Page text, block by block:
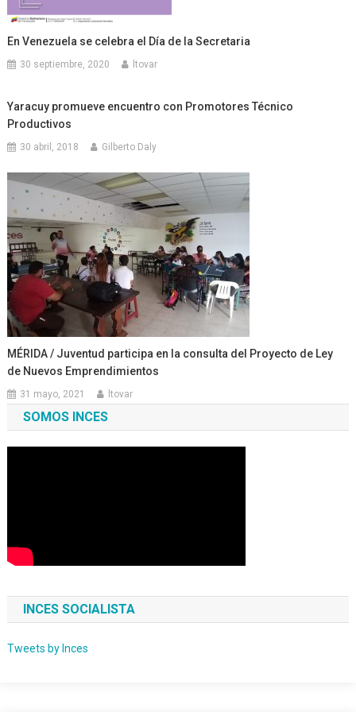
En Venezuela se celebra el Día de la Secretaria
30 septiembre, 2020 ltovar
Yaracuy promueve encuentro con Promotores Técnico
Productivos
30 abril, 2018 Gilberto Daly
MÉRIDA / Juventud participa en la consulta del Proyecto de Ley
de Nuevos Emprendimientos
31 mayo, 2021 ltovar
SOMOS INCES
INCES SOCIALISTA
Tweets by Inces